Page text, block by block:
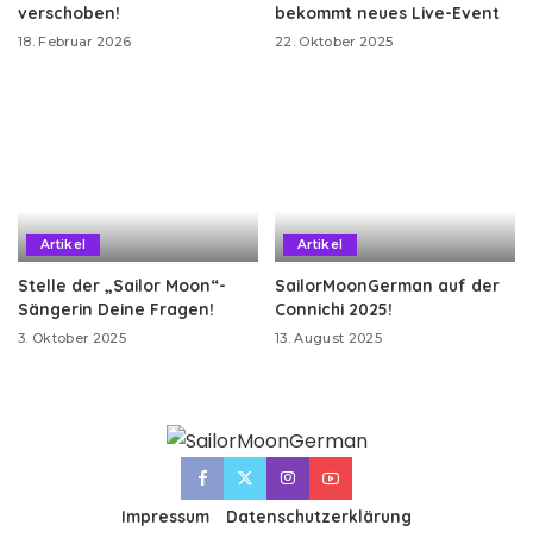
verschoben!
18. Februar 2026
bekommt neues Live-Event
22. Oktober 2025
Artikel
Stelle der „Sailor Moon“-
Sängerin Deine Fragen!
3. Oktober 2025
Artikel
SailorMoonGerman auf der
Connichi 2025!
13. August 2025
Impressum Datenschutzerklärung